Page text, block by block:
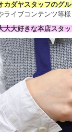
カダヤスタッフのグ
ライブコンテンツ等
大大好きな本店スタ